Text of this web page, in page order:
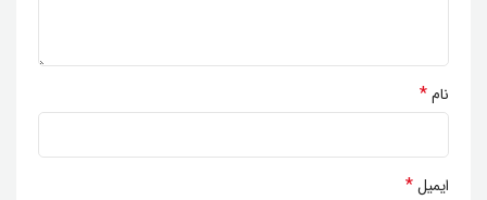
نام*
ایمیل*